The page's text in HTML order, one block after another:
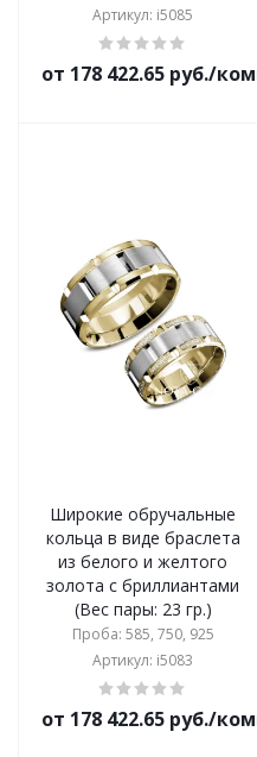
Артикул: i5085
от 178 422.65 руб./
Широкие обручальные
кольца в виде браслета
из белого и желтого
золота с бриллиантами
(Вес пары: 23 гр.)
Проба: 585, 750, 925
Артикул: i5083
от 178 422.65 руб./